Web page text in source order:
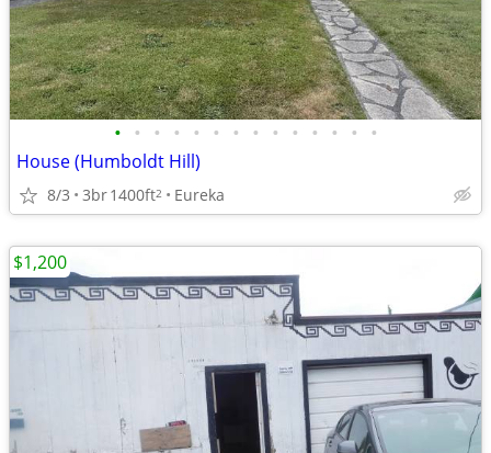
• • • • • • • • • • • • • •
House (Humboldt Hill)
8/3 3br1400ft2 Eureka
$1,200